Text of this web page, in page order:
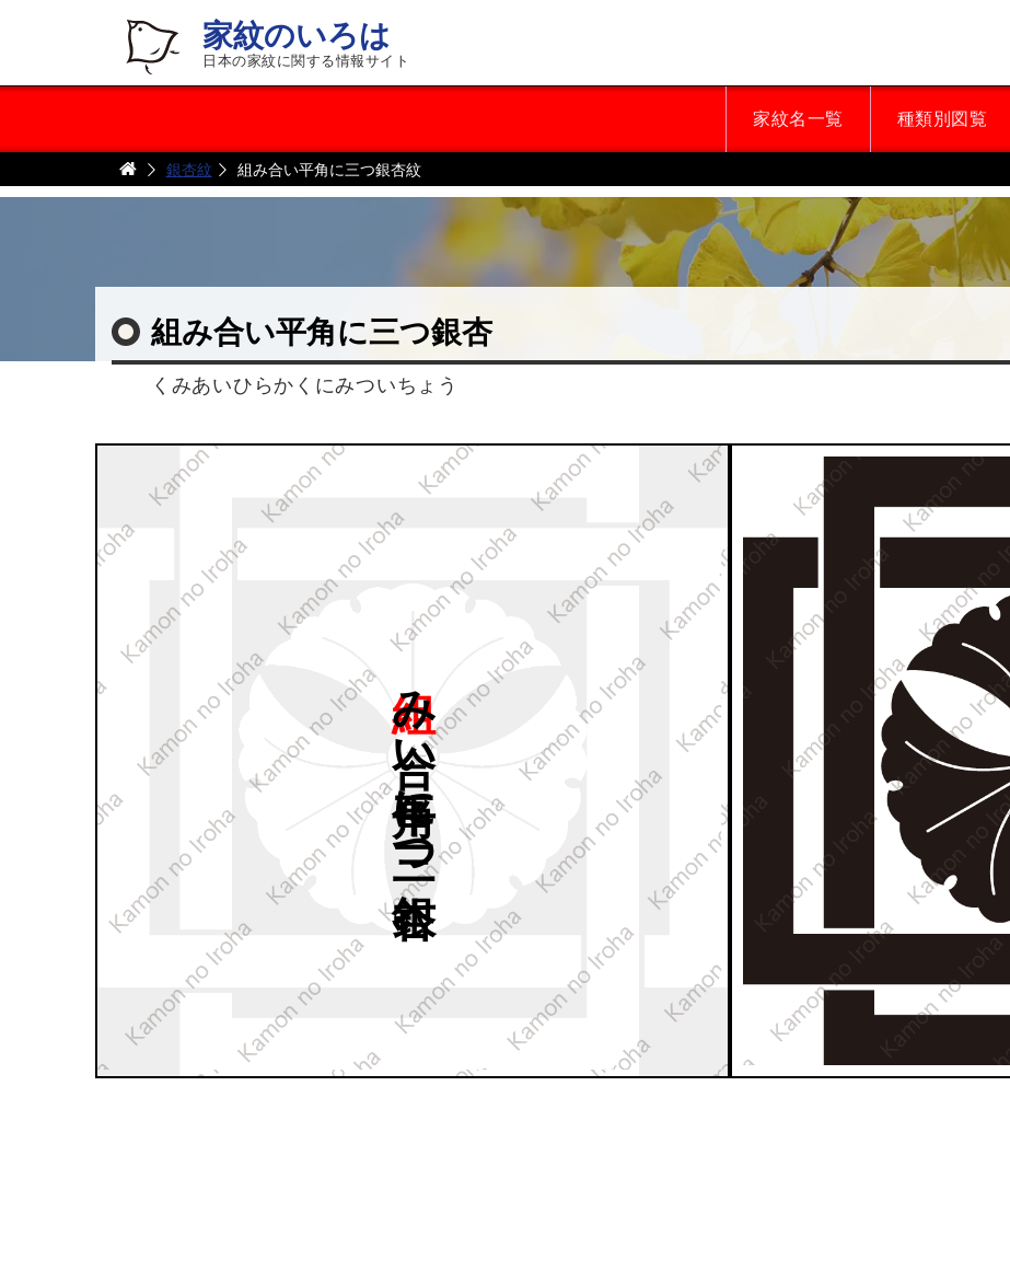
家紋のいろは
日本の家紋に関する情報サイト
家紋名一覧 種類別図覧
銀杏紋 組み合い平角に三つ銀杏紋
組み合い平角に三つ銀杏
くみあいひらかくにみついちょう
銀杏